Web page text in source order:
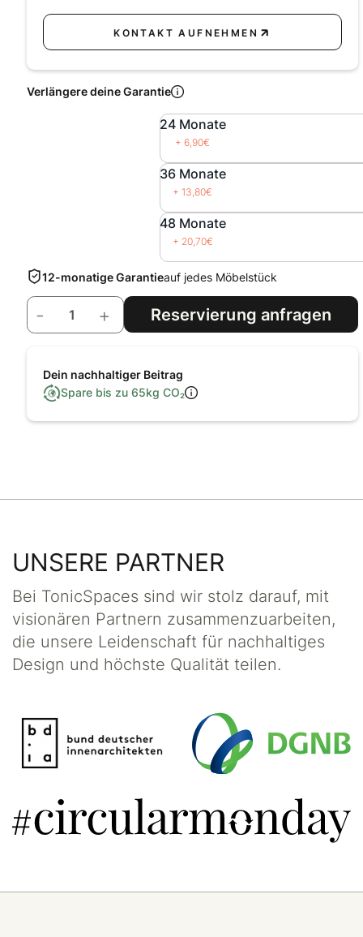
KONTAKT AUFNEHMEN
Verlängere deine Garantie
24 Monate
+ 6,90€
36 Monate
+ 13,80€
48 Monate
+ 20,70€
12-monatige Garantieauf jedes Möbelstück
- +
Dein nachhaltiger Beitrag
Spare bis zu65kg CO₂
UNSERE PARTNER
Bei TonicSpaces sind wir stolz darauf, mit
visionären Partnern zusammenzuarbeiten,
die unsere Leidenschaft für nachhaltiges
Design und höchste Qualität teilen.